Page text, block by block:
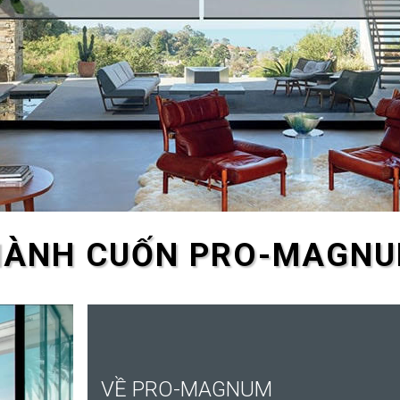
CUỐN PRO-
VỀ PRO-MAGNUM